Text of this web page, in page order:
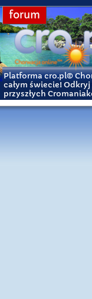
forum
Platforma cro.pl©
całym świecie!
przyszłych